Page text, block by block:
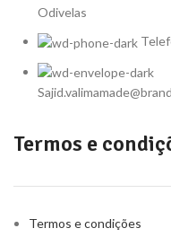
Odivelas
Termos e
Termos e condições